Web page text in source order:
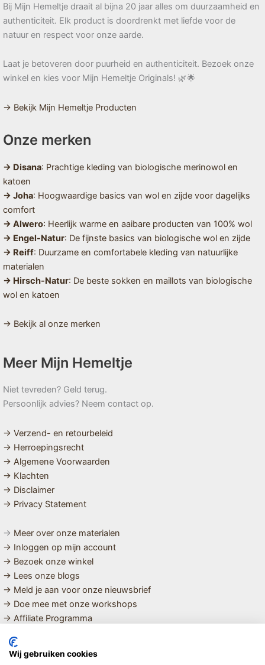
Bij Mijn Hemeltje draait al bijna 20 jaar alles om duurzaamheid en
authenticiteit. Elk product is doordrenkt met liefde voor de
natuur en respect voor onze aarde.
Laat je betoveren door puurheid en authenticiteit. Bezoek onze
winkel en kies voor Mijn Hemeltje Originals! 🌿🌟
→ Bekijk Mijn Hemeltje Producten
Onze merken
→ Disana: Prachtige kleding van biologische merinowol en
katoen
→ Joha: Hoogwaardige basics van wol en zijde voor dagelijks
comfort
→ Alwero: Heerlijk warme en aaibare producten van 100% wol
→ Engel-Natur: De fijnste basics van biologische wol en zijde
→ Reiff: Duurzame en comfortabele kleding van natuurlijke
materialen
→ Hirsch-Natur: De beste sokken en maillots van biologische
wol en katoen
→ Bekijk al onze merken
Meer Mijn Hemeltje
Niet tevreden? Geld terug.
Persoonlijk advies? Neem contact op.
→ Verzend- en retourbeleid
→ Herroepingsrecht
→ Algemene Voorwaarden
→ Klachten
→ Disclaimer
→ Privacy Statement
→ Meer over onze materialen
→ Inloggen op mijn account
→ Bezoek onze winkel
→ Lees onze blogs
→ Meld je aan voor onze nieuwsbrief
→ Doe mee met onze workshops
→ Affiliate Programma
MET LIEFDE SAMENGESTELDE
BIOLOGISCHE EN DUURZAME PRODUCTEN VOOR HET HELE
Wij gebruiken cookies